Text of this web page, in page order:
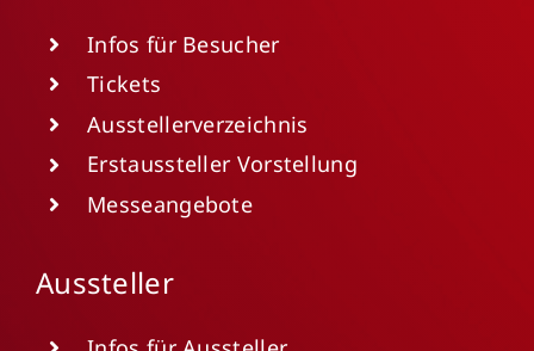
Infos für Besucher
Tickets
Ausstellerverzeichnis
Erstaussteller Vorstellung
Messeangebote
Aussteller